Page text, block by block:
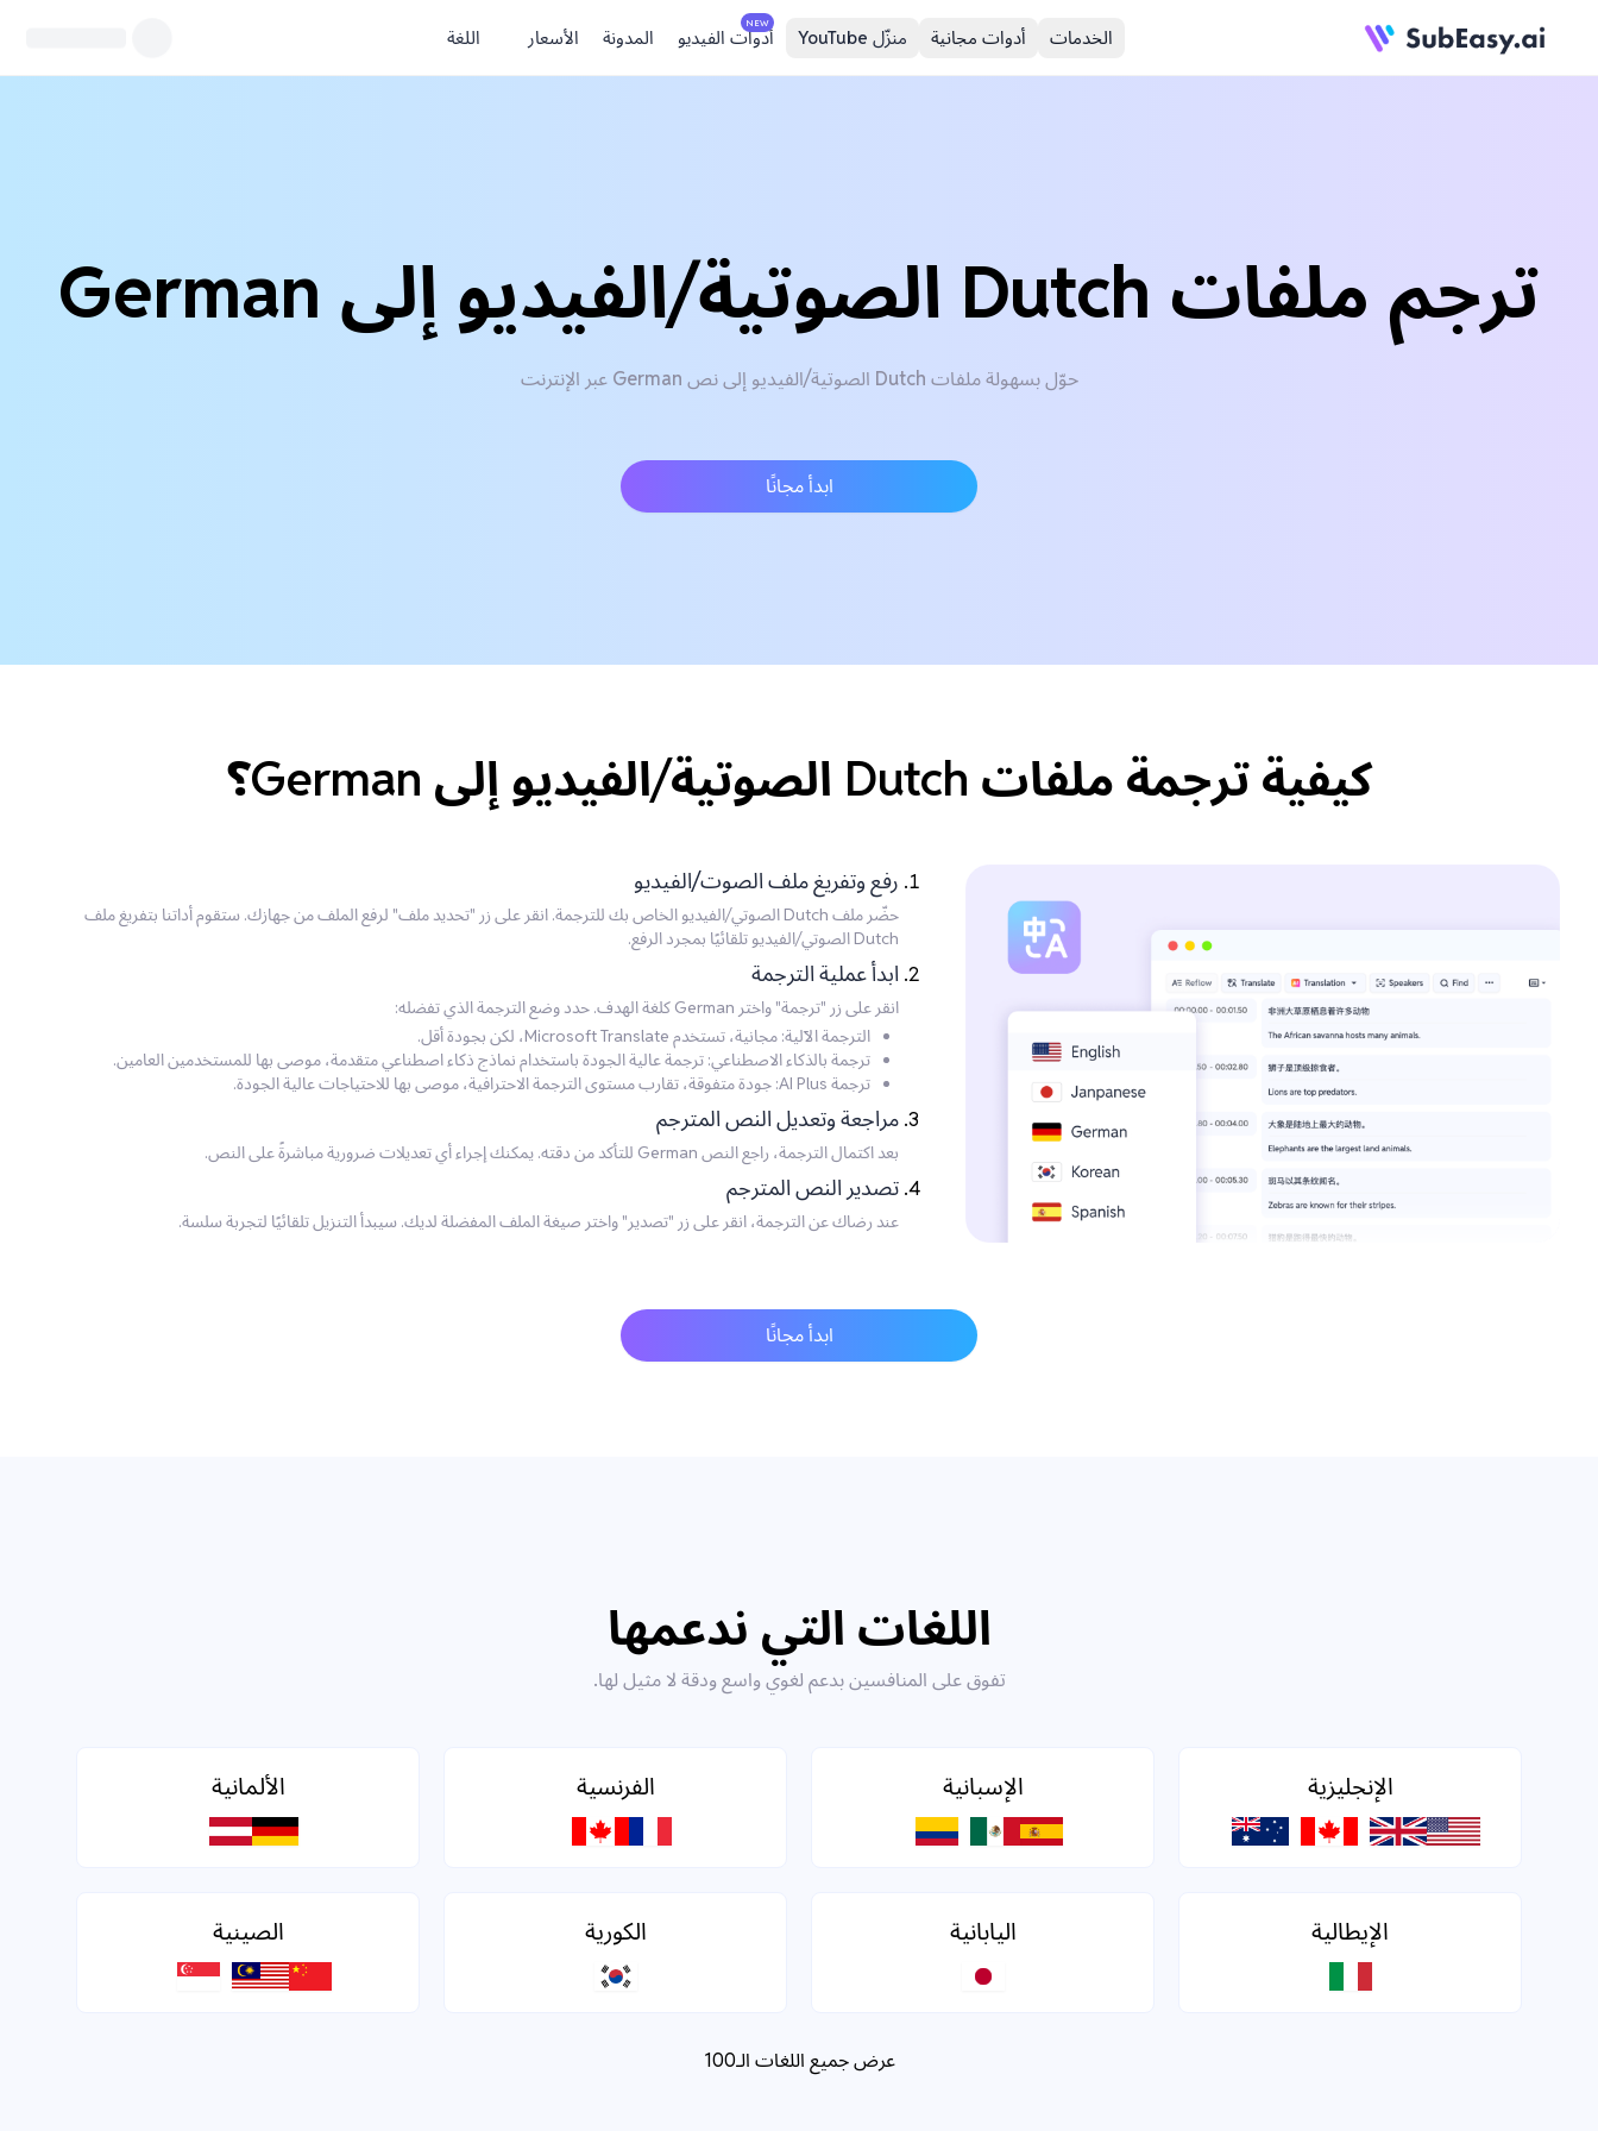
الخدمات أدوات مجانية منزّل YouTube
NEW
أدوات الفيديو المدونة الأسعار اللغة
ترجم ملفات Dutch الصوتية/الفيديو إلى German
حوّل بسهولة ملفات Dutch الصوتية/الفيديو إلى نص German عبر الإنترنت
ابدأ مجانًا
كيفية ترجمة ملفات Dutch الصوتية/الفيديو إلى German؟
رفع وتفريغ ملف الصوت/الفيديو
حضّر ملف Dutch الصوتي/الفيديو الخاص بك للترجمة. انقر على زر "تحديد ملف" لرفع الملف من جهازك. ستقوم أداتنا بتفريغ ملف
Dutch الصوتي/الفيديو تلقائيًا بمجرد الرفع.
ابدأ عملية الترجمة
انقر على زر "ترجمة" واختر German كلغة الهدف. حدد وضع الترجمة الذي تفضله:
الترجمة الآلية: مجانية، تستخدم Microsoft Translate، لكن بجودة أقل.
ترجمة بالذكاء الاصطناعي: ترجمة عالية الجودة باستخدام نماذج ذكاء اصطناعي متقدمة، موصى بها للمستخدمين العامين.
ترجمة AI Plus: جودة متفوقة، تقارب مستوى الترجمة الاحترافية، موصى بها للاحتياجات عالية الجودة.
مراجعة وتعديل النص المترجم
بعد اكتمال الترجمة، راجع النص German للتأكد من دقته. يمكنك إجراء أي تعديلات ضرورية مباشرةً على النص.
تصدير النص المترجم
عند رضاك عن الترجمة، انقر على زر "تصدير" واختر صيغة الملف المفضلة لديك. سيبدأ التنزيل تلقائيًا لتجربة سلسة.
ابدأ مجانًا
اللغات التي ندعمها
تفوق على المنافسين بدعم لغوي واسع ودقة لا مثيل لها.
الإنجليزية الإسبانية الفرنسية الألمانية
الإيطالية اليابانية الكورية الصينية
عرض جميع اللغات الـ100